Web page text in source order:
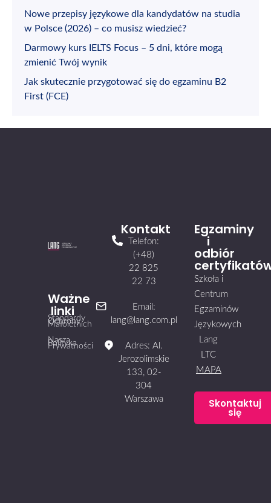
Nowe przepisy językowe dla kandydatów na studia
w Polsce (2026) – co musisz wiedzieć?
Darmowy kurs IELTS Focus – 5 dni, które mogą
zmienić Twój wynik
Jak skutecznie przygotować się do egzaminu B2
First (FCE)
Ważne
linki
Standardy
Ochrony
Małoletnich
Nasza
Polityka
Prywatności
Kontakt
Telefon:
(+48)
22 825
22 73
Email:
lang@lang.com.pl
Adres: Al.
Jerozolimskie
133, 02-
304
Warszawa
Egzaminy
i
odbiór
Szkoła i
Centrum
Egzaminów
Językowych
Lang
LTC
MAPA
Skontaktuj
się